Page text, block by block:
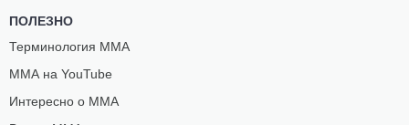
ПОЛЕЗНО
Терминология ММА
ММА на YouTube
Интересно о ММА